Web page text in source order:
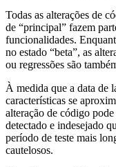
Todas as alterações de
de “principal” fazem
funcionalidades.
no estado “beta”, as
ou regressões são
À medida que a data de
características se
alteração de código
detectado e indesejado
período de teste mais
cautelosos.